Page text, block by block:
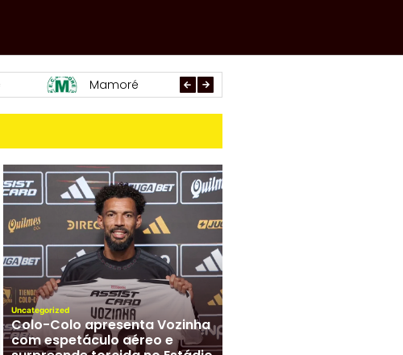
Paracatu
Uncategorized
Colo-Colo apresenta Vozinha
com espetáculo aéreo e